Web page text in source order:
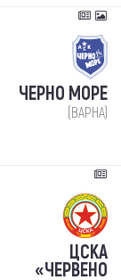
ЧЕРНО МОРЕ
(ВАРНА)
ЦСКА
«ЧЕРВЕНО